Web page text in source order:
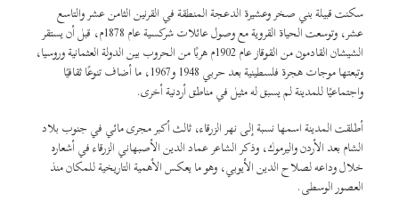
سكنت قبيلة بني صخر وعشيرة الدعجة المنطقة في القرنين الثامن عشر والتاسع
عشر، وتوسعت الحياة القروية مع وصول عائلات شركسية عام 1878م، قبل أن يستقر
الشيشان القادمون من القوقاز عام 1902م هربًا من الحروب بين الدولة العثمانية وروسيا،
وتبعتها موجات هجرة فلسطينية بعد حربي 1948 و1967، ما أضاف تنوعًا ثقافيًا
واجتماعيًا للمدينة لم يسبق له مثيل في مناطق أردنية أخرى.
أطلقت المدينة اسمها نسبة إلى نهر الزرقاء، ثالث أكبر مجرى مائي في جنوب بلاد
الشام بعد الأردن واليرموك، وذكر الشاعر عماد الدين الأصبهاني الزرقاء في أشعاره
خلال وداعه لصلاح الدين الأيوبي، وهو ما يعكس الأهمية التاريخية للمكان منذ
العصور الوسطى.